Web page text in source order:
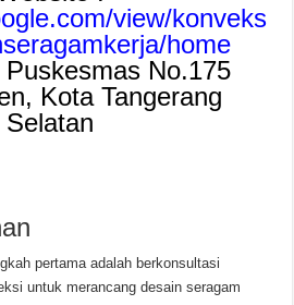
view/konveks
home
No.175
Kota Tangerang
Selatan
pertama adalah berkonsultasi
untuk merancang desain seragam